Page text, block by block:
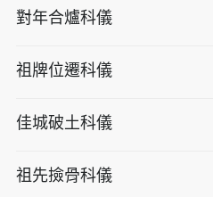
對年合爐科儀
祖牌位遷科儀
佳城破土科儀
祖先撿骨科儀